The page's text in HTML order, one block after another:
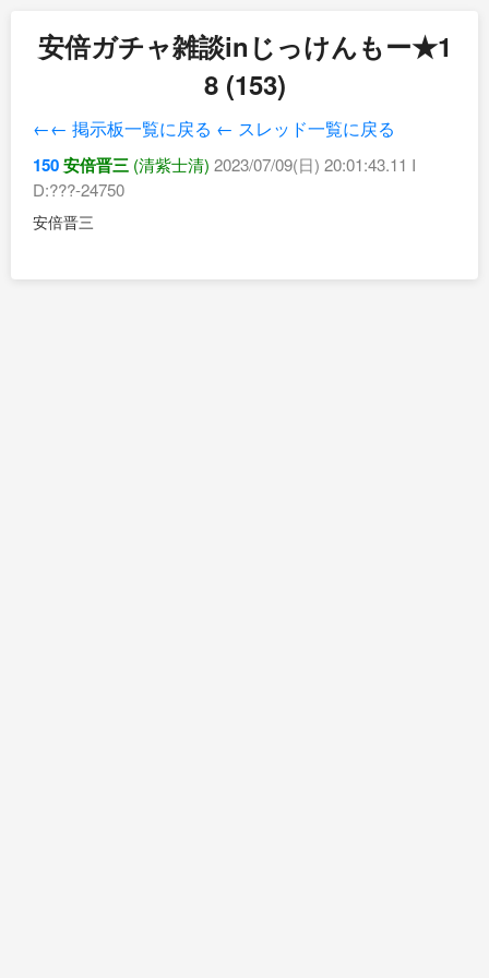
安倍ガチャ雑談inじっけんもー★1
8 (153)
←← 掲示板一覧に戻る ← スレッド一覧に戻る
150安倍晋三 (清紫士清) 2023/07/09(日) 20:01:43.11 I
D:???-24750
安倍晋三